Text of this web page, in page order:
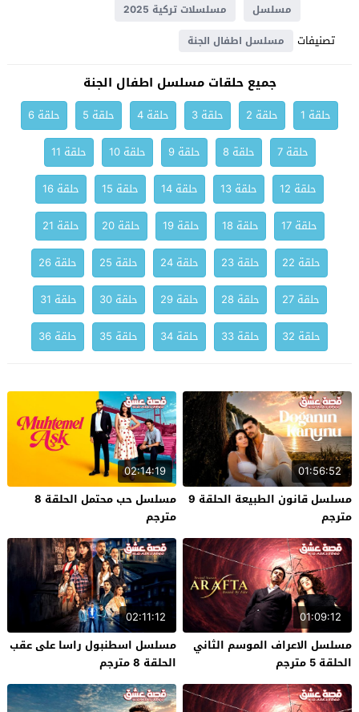
مسلسل
مسلسلات تركية 2025
تصنيفات مسلسل اطفال الجنة
جميع حلقات مسلسل اطفال الجنة
حلقة 1 حلقة 2 حلقة 3 حلقة 4 حلقة 5
حلقة 6
حلقة 7
حلقة 8 حلقة 9 حلقة 10
حلقة 11
حلقة 12
حلقة 13 حلقة 14 حلقة 15
حلقة 16
حلقة 17
حلقة 18 حلقة 19 حلقة 20
حلقة 21
حلقة 22
حلقة 23 حلقة 24 حلقة 25
حلقة 26
حلقة 27
حلقة 28 حلقة 29 حلقة 30
حلقة 31
حلقة 32
حلقة 33 حلقة 34 حلقة 35 حلقة 36
01:56:52
مسلسل قانون الطبيعة الحلقة 9
مترجم
02:14:19
مسلسل حب محتمل الحلقة 8
مترجم
01:09:12
مسلسل الاعراف الموسم الثاني
الحلقة 5 مترجم
02:11:12
مسلسل اسطنبول راسا على عقب
الحلقة 8 مترجم